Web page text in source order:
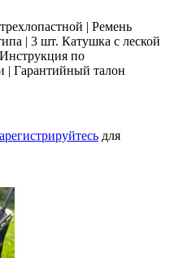
| Ремень
| 3 шт. Катушка с леской
по
| Гарантийный талон
для